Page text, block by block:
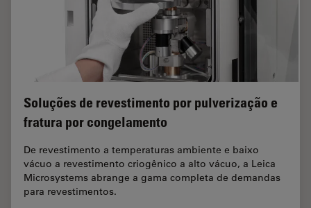
Soluções de revestimento por pulverização e
fratura por congelamento
De revestimento a temperaturas ambiente e baixo
vácuo a revestimento criogênico a alto vácuo, a Leica
Microsystems abrange a gama completa de demandas
para revestimentos.